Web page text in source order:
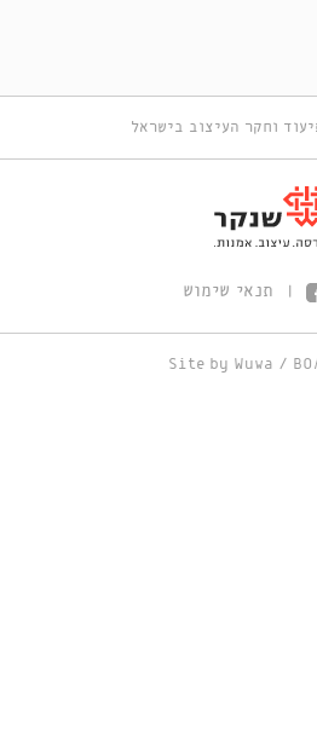
וחקר העיצוב בישראל
תנאי שימוש
Site by Wuwa /